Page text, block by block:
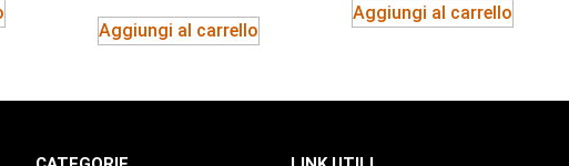
Aggiungi al carrello
Aggiungi al carrello